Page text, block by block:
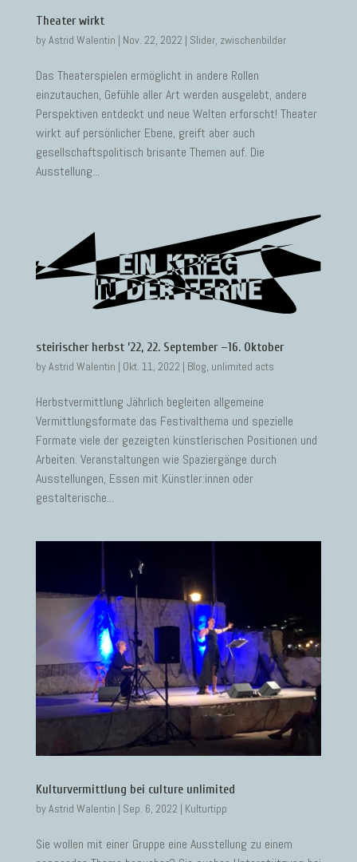
Theater wirkt
byAstrid Walentin | Nov. 22, 2022 | Slider, zwischenbilder
Das Theaterspielen ermöglicht in andere Rollen
einzutauchen, Gefühle aller Art werden ausgelebt, andere
Perspektiven entdeckt und neue Welten erforscht! Theater
wirkt auf persönlicher Ebene, greift aber auch
gesellschaftspolitisch brisante Themen auf. Die
Ausstellung...
steirischer herbst ’22, 22. September –16. Oktober
byAstrid Walentin | Okt. 11, 2022 | Blog, unlimited acts
Herbstvermittlung Jährlich begleiten allgemeine
Vermittlungsformate das Festivalthema und spezielle
Formate viele der gezeigten künstlerischen Positionen und
Arbeiten. Veranstaltungen wie Spaziergänge durch
Ausstellungen, Essen mit Künstler:innen oder
gestalterische...
Kulturvermittlung bei culture unlimited
byAstrid Walentin | Sep. 6, 2022 | Kulturtipp
Sie wollen mit einer Gruppe eine Ausstellung zu einem